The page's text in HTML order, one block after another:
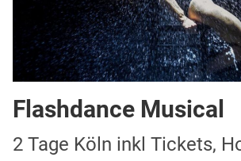
ESIM
REISEBLOG
Flashdance Musical
2 Tage Köln inkl Tickets,